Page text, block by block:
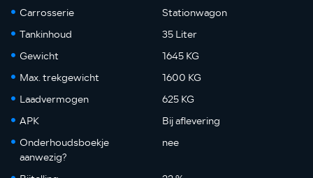
Carrosserie
Stationwagon
Tankinhoud
35 Liter
Gewicht
1645 KG
Max. trekgewicht
1600 KG
Laadvermogen
625 KG
APK
Bij aflevering
Onderhoudsboekje
aanwezig?
nee